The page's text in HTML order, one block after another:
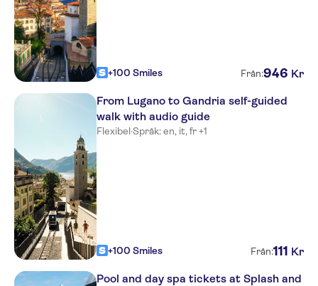
+100 Smiles Från:946 Kr
From Lugano to Gandria self-guided
walk with audio guide
Flexibel·Språk: en, it, fr +1
+100 Smiles Från:111 Kr
Pool and day spa tickets at Splash and